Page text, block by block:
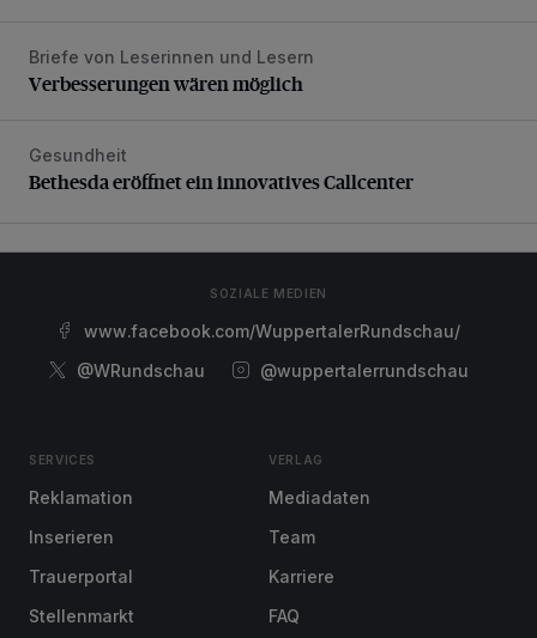
Verbesserungen wären möglich
Briefe von Leserinnen und Lesern
Verbesserungen wären möglich
Bethesda eröffnet ein innovatives Callcenter
Gesundheit
Bethesda eröffnet ein innovatives Callcenter
SOZIALE MEDIEN
www.facebook.com/WuppertalerRundschau/
@WRundschau
@wuppertalerrundschau
SERVICES
Reklamation
Inserieren
Trauerportal
Stellenmarkt
VERLAG
Mediadaten
Team
Karriere
FAQ